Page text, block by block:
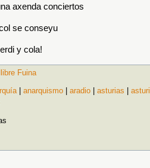
axenda conciertos
se conseyu
y cola!
Fuina
| anarquismo aradio asturias